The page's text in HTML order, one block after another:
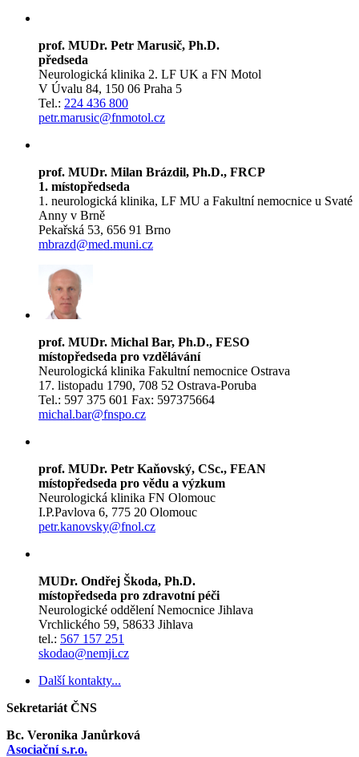
prof. MUDr. Petr Marusič, Ph.D.
předseda
Neurologická klinika 2. LF UK a FN Motol
V Úvalu 84, 150 06 Praha 5
Tel.: 224 436 800
petr.marusic@fnmotol.cz
prof. MUDr. Milan Brázdil, Ph.D., FRCP
1. místopředseda
1. neurologická klinika, LF MU a Fakultní nemocnice u Svaté
Anny v Brně
Pekařská 53, 656 91 Brno
mbrazd@med.muni.cz
prof. MUDr. Michal Bar, Ph.D., FESO
místopředseda pro vzdělávání
Neurologická klinika Fakultní nemocnice Ostrava
17. listopadu 1790, 708 52 Ostrava-Poruba
Tel.: 597 375 601 Fax: 597375664
michal.bar@fnspo.cz
prof. MUDr. Petr Kaňovský, CSc., FEAN
místopředseda pro vědu a výzkum
Neurologická klinika FN Olomouc
I.P.Pavlova 6, 775 20 Olomouc
petr.kanovsky@fnol.cz
MUDr. Ondřej Škoda, Ph.D.
místopředseda pro zdravotní péči
Neurologické oddělení Nemocnice Jihlava
Vrchlického 59, 58633 Jihlava
tel.: 567 157 251
skodao@nemji.cz
Další kontakty...
Sekretariát ČNS
Bc. Veronika Janůrková
Asociační s.r.o.